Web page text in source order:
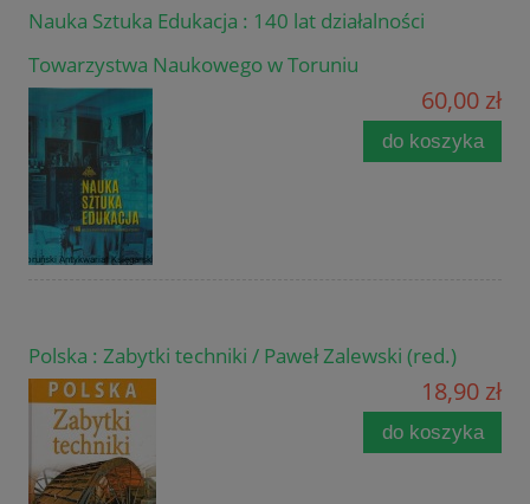
Nauka Sztuka Edukacja : 140 lat działalności
Towarzystwa Naukowego w Toruniu
60,00 zł
do koszyka
Polska : Zabytki techniki / Paweł Zalewski (red.)
18,90 zł
do koszyka